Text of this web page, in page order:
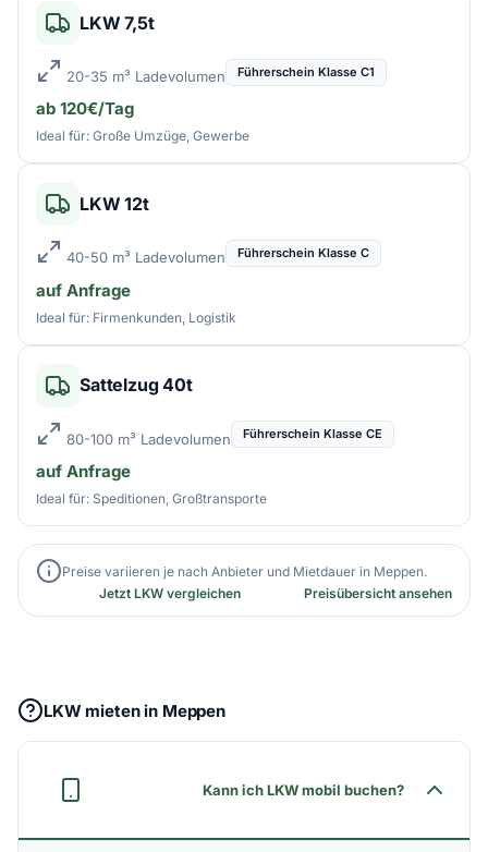
LKW 7,5t
20-35 m³ Ladevolumen Führerschein Klasse C1
ab 120€/Tag
Ideal für: Große Umzüge, Gewerbe
LKW 12t
40-50 m³ Ladevolumen Führerschein Klasse C
auf Anfrage
Ideal für: Firmenkunden, Logistik
Sattelzug 40t
80-100 m³ Ladevolumen Führerschein Klasse CE
auf Anfrage
Ideal für: Speditionen, Großtransporte
Preise variieren je nach Anbieter und Mietdauer in Meppen.
Jetzt LKW vergleichen
Preisübersicht ansehen
LKW mieten in Meppen
Kann ich LKW mobil buchen?